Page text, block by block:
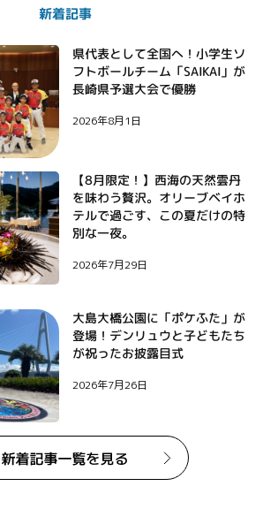
新着記事
県代表として全国へ！小学生ソ
フトボールチーム「SAIKAI」が
長崎県予選大会で優勝
2026年8月1日
【8月限定！】西海の天然雲丹
を味わう贅沢。オリーブベイホ
テルで過ごす、この夏だけの特
別な一夜。
2026年7月29日
大島大橋公園に「ポケふた」が
登場！デンリュウと子どもたち
が祝ったお披露目式
2026年7月26日